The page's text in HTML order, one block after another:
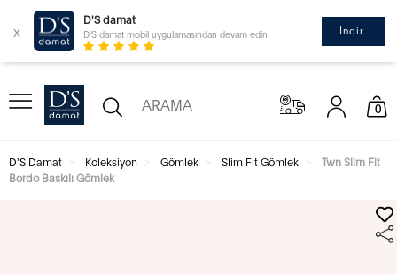
x
D'S damat
D'S damat mobil uygulamasından devam edin İndir
0
D'S Damat Koleksiyon Gömlek Slim Fit Gömlek
Twn Slim Fit
Bordo Baskılı Gömlek